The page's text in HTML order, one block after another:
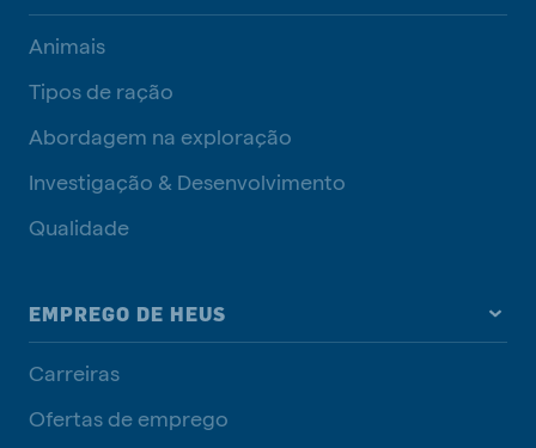
Animais
Tipos de ração
Abordagem na exploração
Investigação & Desenvolvimento
Qualidade
EMPREGO DE HEUS
Carreiras
Ofertas de emprego